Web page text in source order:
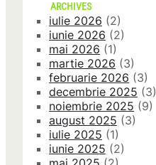
ARCHIVES
iulie 2026 (2)
iunie 2026 (2)
mai 2026 (1)
martie 2026 (3)
februarie 2026 (3)
decembrie 2025 (3)
noiembrie 2025 (9)
august 2025 (3)
iulie 2025 (1)
iunie 2025 (2)